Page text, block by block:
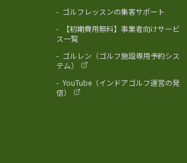
- ゴルフレッスンの集客サポート
-
【初期費用無料】事業者向けサービ
ス一覧
- ゴルレン（ゴルフ施設専用予約シス
テム）
- YouTube（インドアゴルフ運営の発
信）